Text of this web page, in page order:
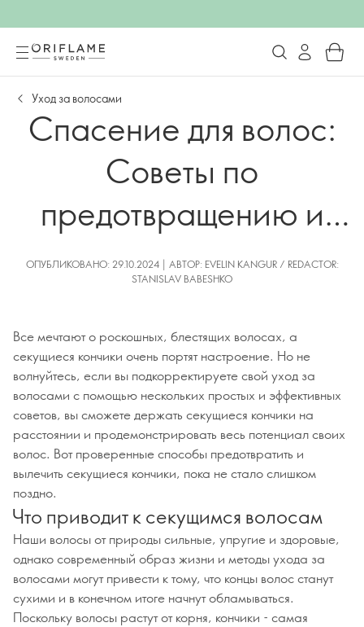
Уход за волосами
Спасение для волос:
Советы по
предотвращению и
лечению секущихся
кончиков
ОПУБЛИКОВАНО: 29.10.2024 | АВТОР: EVELIN KANGUR / REDACTOR:
STANISLAV BABESHKO
Все мечтают о роскошных, блестящих волосах, а
секущиеся кончики очень портят настроение. Но не
волнуйтесь, если вы подкорректируете свой уход за
волосами с помощью нескольких простых и эффективных
советов, вы сможете держать секущиеся кончики на
расстоянии и продемонстрировать весь потенциал своих
волос. Вот проверенные способы предотвратить и
вылечить секущиеся кончики, пока не стало слишком
поздно.
Что приводит к секущимся волосам
Наши волосы от природы сильные, упругие и здоровые,
однако современный образ жизни и методы ухода за
волосами могут привести к тому, что концы волос станут
сухими и в конечном итоге начнут обламываться.
Поскольку волосы растут от корня, кончики - самая